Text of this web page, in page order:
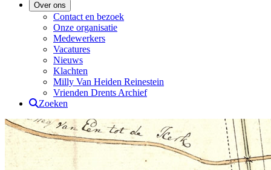
Over ons
Contact en bezoek
Onze organisatie
Medewerkers
Vacatures
Nieuws
Klachten
Milly Van Heiden Reinestein
Vrienden Drents Archief
Zoeken
Drents Archief